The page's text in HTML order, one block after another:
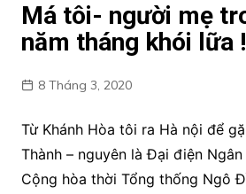
Má tôi- người mẹ
năm tháng khói lữa !
8 Tháng 3, 2020
Từ Khánh Hòa tôi ra Hà nội để
Thành – nguyên là Đại điện
Cộng hòa thời Tổng thống Ngô